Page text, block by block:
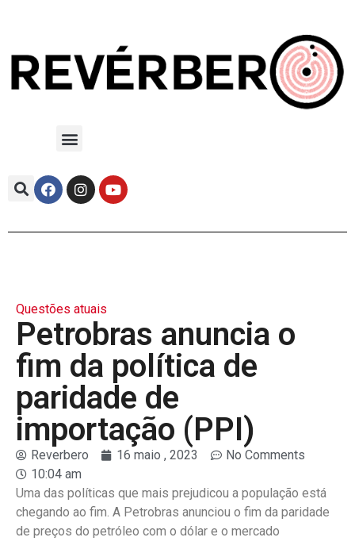
Questões atuais
Petrobras anuncia o
fim da política de
paridade de
importação (PPI)
Reverbero 16 maio , 2023
No Comments
10:04 am
Uma das políticas que mais prejudicou a população está
chegando ao fim. A Petrobras anunciou o fim da paridade
de preços do petróleo com o dólar e o mercado